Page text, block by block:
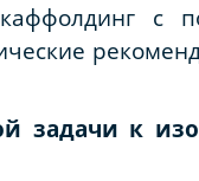
с
задачи к